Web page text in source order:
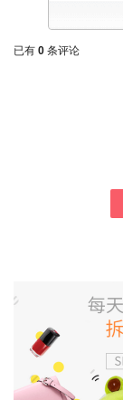
已有 0 条评论